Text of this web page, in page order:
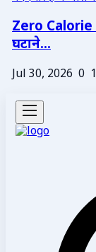
Zero
घटाने...
Jul 30, 2026 0